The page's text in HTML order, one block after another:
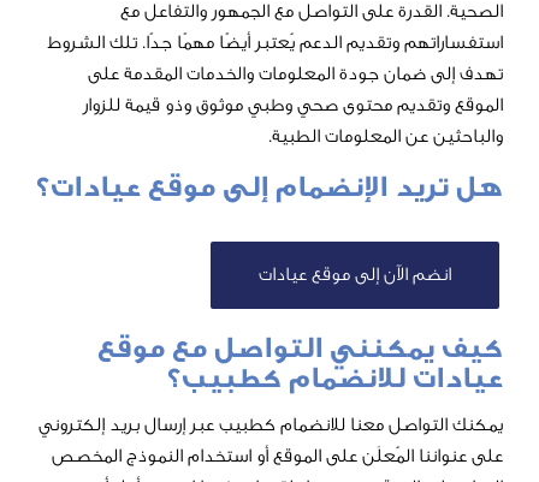
على التواصل مع الجمهور والتفاعل مع
وتقديم الدعم يُعتبر أيضًا مهمًا جدًا. تلك الشروط
جودة المعلومات والخدمات المقدمة على
محتوى صحي وطبي موثوق وذو قيمة للزوار
المعلومات الطبية.
الإنضمام إلى موقع عيادات؟
إلى موقع عيادات
التواصل مع موقع
للانضمام كطبيب؟
معنا للانضمام كطبيب عبر إرسال بريد إلكتروني
المُعلَن على الموقع أو استخدام النموذج المخصص